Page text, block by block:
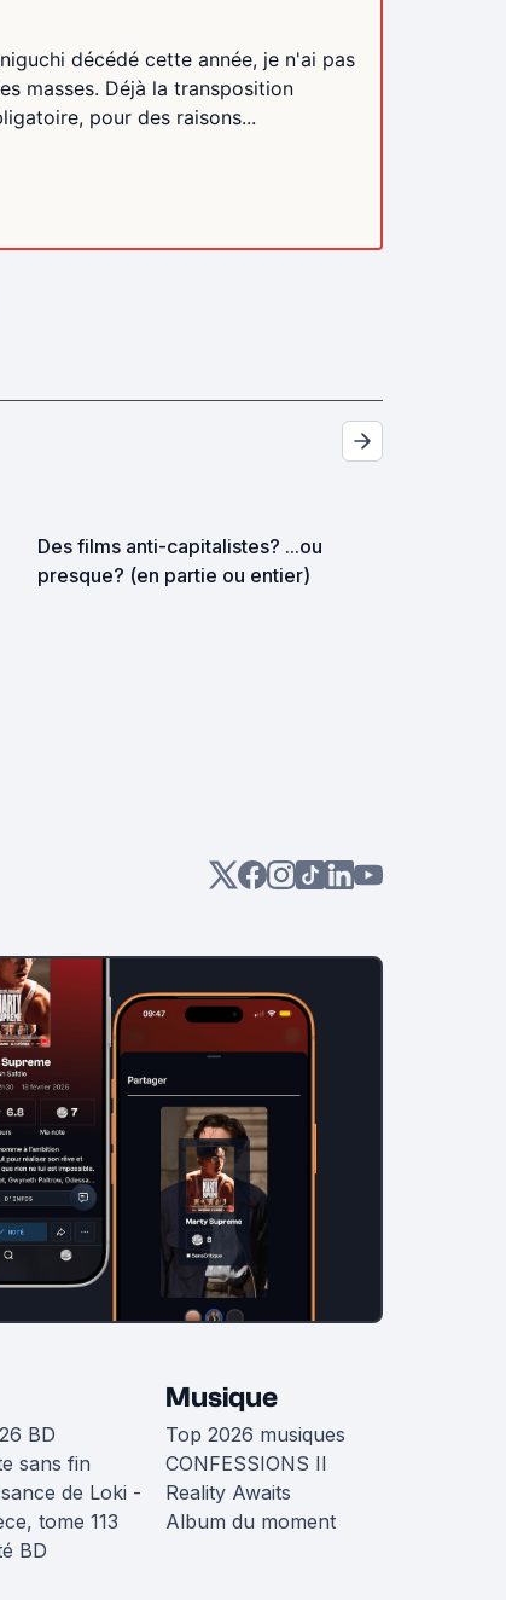
décédé cette année, je n'ai pas
masses. Déjà la transposition
pour des raisons...
Des films anti-capitalistes? ...ou
presque? (en partie ou entier)
BD
sans fin
de Loki -
tome 113
BD
Musique
Top 2026 musiques
CONFESSIONS II
Reality Awaits
Album du moment